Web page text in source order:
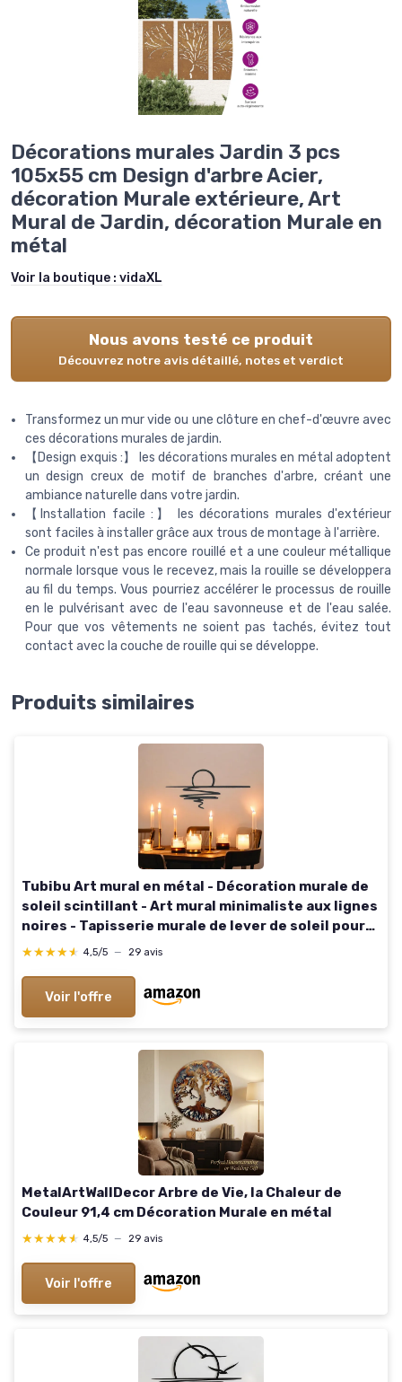
Décorations murales Jardin 3 pcs
105x55 cm Design d'arbre Acier,
décoration Murale extérieure, Art
Mural de Jardin, décoration Murale en
métal
Voir la boutique : vidaXL
Nous avons testé ce produit
Découvrez notre avis détaillé, notes et verdict
Transformez un mur vide ou une clôture en chef-d'œuvre avec
ces décorations murales de jardin.
【Design exquis :】 les décorations murales en métal adoptent
un design creux de motif de branches d'arbre, créant une
ambiance naturelle dans votre jardin.
【Installation facile :】 les décorations murales d'extérieur
sont faciles à installer grâce aux trous de montage à l'arrière.
Ce produit n'est pas encore rouillé et a une couleur métallique
normale lorsque vous le recevez, mais la rouille se développera
au fil du temps. Vous pourriez accélérer le processus de rouille
en le pulvérisant avec de l'eau savonneuse et de l'eau salée.
Pour que vos vêtements ne soient pas tachés, évitez tout
contact avec la couche de rouille qui se développe.
Produits similaires
Tubibu Art mural en métal - Décoration murale de
soleil scintillant - Art mural minimaliste aux lignes
noires - Tapisserie murale de lever de soleil pour
salon, chambre à coucher, cadeau d 118L x 55l cm
★★★★★
★★★★★ 4,5/5 — 29 avis
Voir l'offre
MetalArtWallDecor Arbre de Vie, la Chaleur de
Couleur 91,4 cm Décoration Murale en métal
★★★★★
★★★★★ 4,5/5 — 29 avis
Voir l'offre